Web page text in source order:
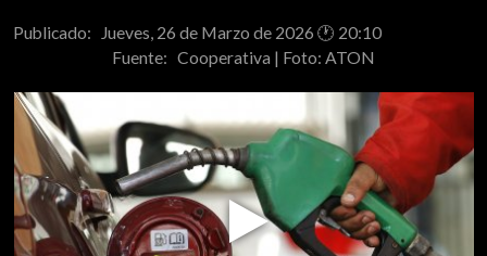
Publicado: Jueves, 26 de Marzo de 2026 🕐 20:10
Fuente: Cooperativa | Foto: ATON
Play
Video